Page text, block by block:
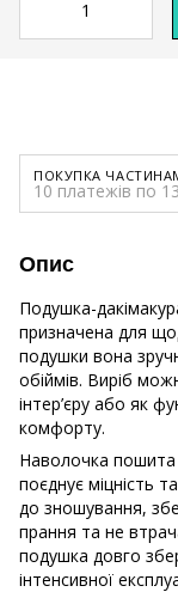
ПОКУПКА
10 платежів по
Опис
Подушка-
призначена для
подушки вона
обіймів. Виріб
інтер’єру або як
комфорту.
Наволочка
поєднує міцність
до зношування,
прання та не
подушка довго
інтенсивної